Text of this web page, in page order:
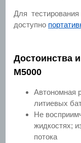
Для
доступно
Достоинства
M5000
Автономная
литиевых
Не
жидкостях;
потока